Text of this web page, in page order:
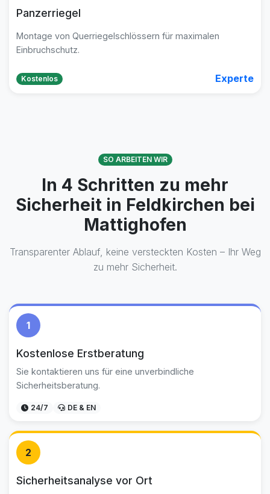
Panzerriegel
Montage von Querriegelschlössern für maximalen
Einbruchschutz.
Kostenlos Experte
SO ARBEITEN WIR
In 4 Schritten zu mehr
Sicherheit in Feldkirchen bei
Mattighofen
Transparenter Ablauf, keine versteckten Kosten – Ihr Weg
zu mehr Sicherheit.
1
Kostenlose Erstberatung
Sie kontaktieren uns für eine unverbindliche
Sicherheitsberatung.
24/7 DE & EN
2
Sicherheitsanalyse vor Ort